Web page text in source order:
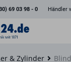
69 03 98 - 0 Händler
& Zylinder